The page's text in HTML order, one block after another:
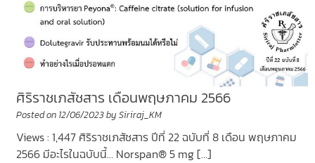
ศิริราชเภสัชสาร เดือนพฤษภาคม 2566
Posted on 12/06/2023by Siriraj_KM
Views : 1,447 ศิริราชเภสัชสาร ปีที่ 22 ฉบับที่ 8 เดือน พฤษภาคม
2566 มีอะไรในฉบับนี้… Norspan® 5 mg […]